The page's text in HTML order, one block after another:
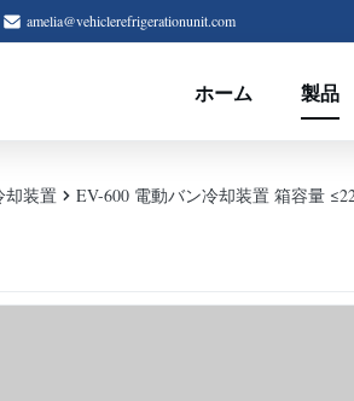
amelia@vehiclerefrigerationunit.com
ホーム 製品
却装置 EV-600 電動バン冷却装置 箱容量